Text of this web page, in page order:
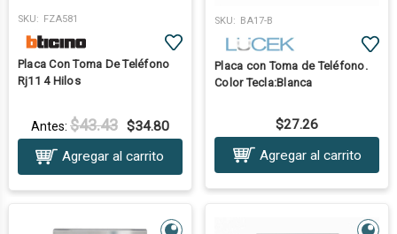
SKU: FZA581
Placa Con Toma De Teléfono
Rj11 4 Hilos
Antes: $43.43 $34.80
Agregar al carrito
SKU: BA17-B
Placa con Toma de Teléfono.
Color Tecla:Blanca
$27.26
Agregar al carrito